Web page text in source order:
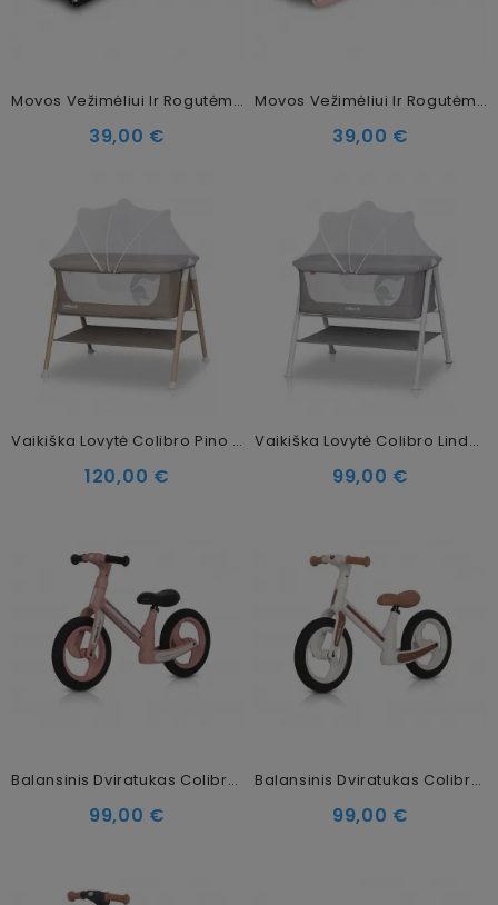
Movos Vežimėliui Ir Rogutėms Colibro Onyx
39,00 €
Movos Vežimėliui Ir Rogutėms Colibro Powder Pink
39,00 €
Vaikiška Lovytė Colibro Pino Natural
120,00 €
Vaikiška Lovytė Colibro Lindo Dove
99,00 €
Balansinis Dviratukas Colibro Ciao Rose Gold
99,00 €
Balansinis Dviratukas Colibro Ciao Milky White
99,00 €